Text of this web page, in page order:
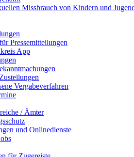
Missbrauch von Kindern und
Pressemitteilungen
App
Vergabeverfahren
/ Ämter
und Onlinedienste